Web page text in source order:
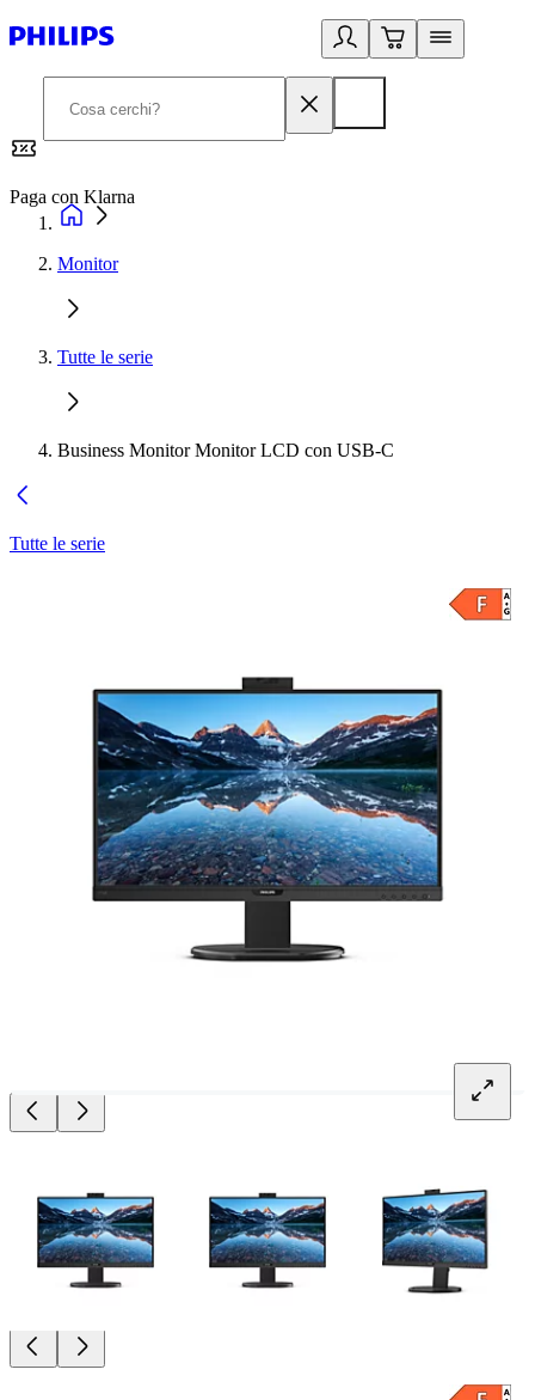
Paga con Klarna
Monitor
Tutte le serie
Business Monitor Monitor LCD con USB-C
Tutte le serie